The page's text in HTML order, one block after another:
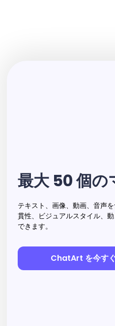
最大 50 個の
テキスト、画像、動画、音声
貫性、ビジュアルスタイル、
できます。
ChatArt を今す